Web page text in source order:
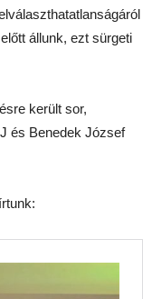
állunk, ezt sürgeti
került sor,
és Benedek József